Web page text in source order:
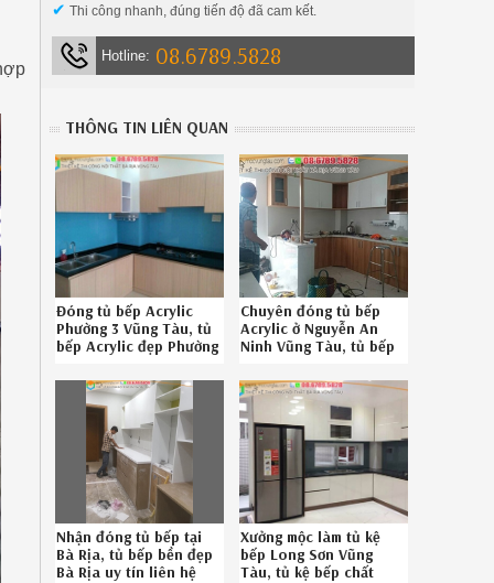
✔ Thi công nhanh, đúng tiến độ đã cam kết.
Hotline: 08.6789.5828
THÔNG TIN LIÊN QUAN
Đóng tủ bếp Acrylic
Phường 3 Vũng Tàu, tủ
bếp Acrylic đẹp Phường
nghiệp liên hệ 08-
6789-5828 532619GKM
Chuyên đóng tủ bếp
Acrylic ở Nguyễn An
Ninh Vũng Tàu, tủ bếp
An Ninh Vũng Tàu
chuyên nghiệp liên hệ
Hotline 08.6789.5828
082619XU1
Nhận đóng tủ bếp tại
Bà Rịa, tủ bếp bền đẹp
Bà Rịa uy tín liên hệ
Xưởng mộc làm tủ kệ
bếp Long Sơn Vũng
Tàu, tủ kệ bếp chất